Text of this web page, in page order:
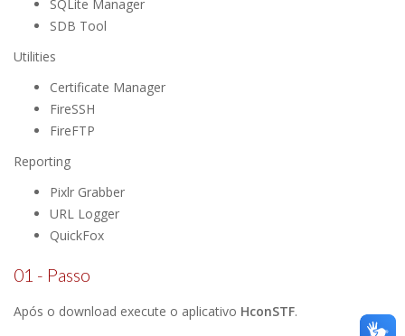
SQLite Manager
SDB Tool
Utilities
Certificate Manager
FireSSH
FireFTP
Reporting
Pixlr Grabber
URL Logger
QuickFox
01 - Passo
Após o download execute o aplicativo HconSTF.